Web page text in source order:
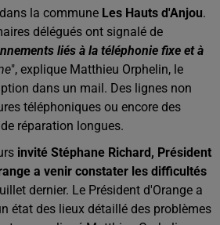
la commune Les Hauts d'Anjou.
délégués ont signalé de
liés à la téléphonie fixe et à
", explique Matthieu Orphelin, le
dans un mail. Des lignes non
téléphoniques ou encore des
réparation longues.
invité Stéphane Richard, Président
a venir constater les difficultés
dernier. Le Président d'Orange a
état des lieux détaillé des problèmes